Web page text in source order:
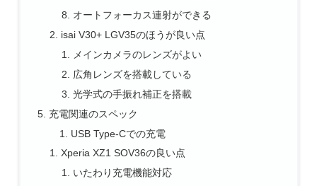
オートフォーカス連射ができる
isai V30+ LGV35のほうが良い点
メインカメラのレンズがよい
広角レンズを搭載している
光学式の手振れ補正を搭載
充電関連のスペック
USB Type-Cでの充電
Xperia XZ1 SOV36の良い点
いたわり充電機能対応